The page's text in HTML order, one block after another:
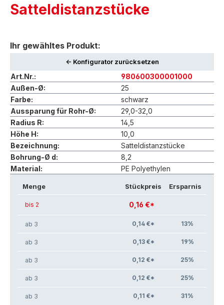
Satteldistanzstücke
Ihr gewähltes Produkt:
<- Konfigurator zurücksetzen
Art.Nr.:
980600300001000
Außen-Ø:
25
Farbe:
schwarz
Aussparung für Rohr-Ø:
29,0-32,0
Radius R:
14,5
Höhe H:
10,0
Bezeichnung:
Satteldistanzstücke
Bohrung-Ø d:
8,2
Material:
PE Polyethylen
Menge Stückpreis Ersparnis
bis 2 0,16 €*
ab 3 0,14 €* 13%
ab 3 0,13 €* 19%
ab 3 0,12 €* 25%
ab 3 0,12 €* 25%
ab 3 0,11 €* 31%